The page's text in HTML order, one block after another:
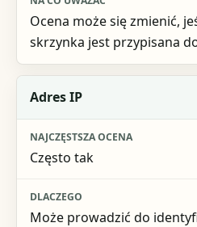
Ocena może się zmienić,
skrzynka jest przypisana
Adres IP
Często tak
Może prowadzić do